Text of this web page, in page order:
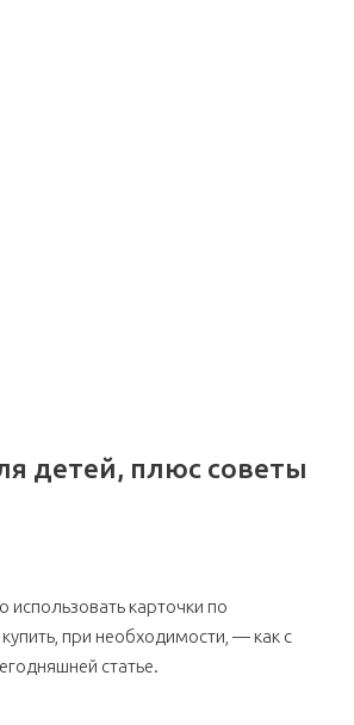
детей, плюс советы
карточки по
при необходимости, — как с
статье.